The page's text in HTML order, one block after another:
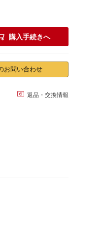
購入手続きへ
お問い合わせ
 返品・交換情報